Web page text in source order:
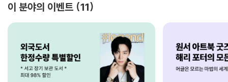
이 분야의 이벤트 11